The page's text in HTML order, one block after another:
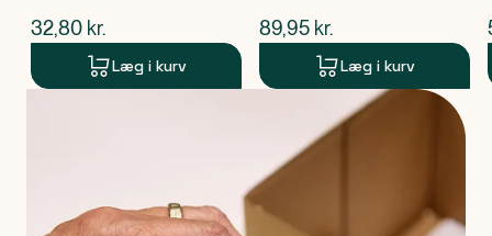
$nuværende pris
32,80 kr.
Læg i kurv
$nuværende pris
89,95 kr.
Læg i kurv